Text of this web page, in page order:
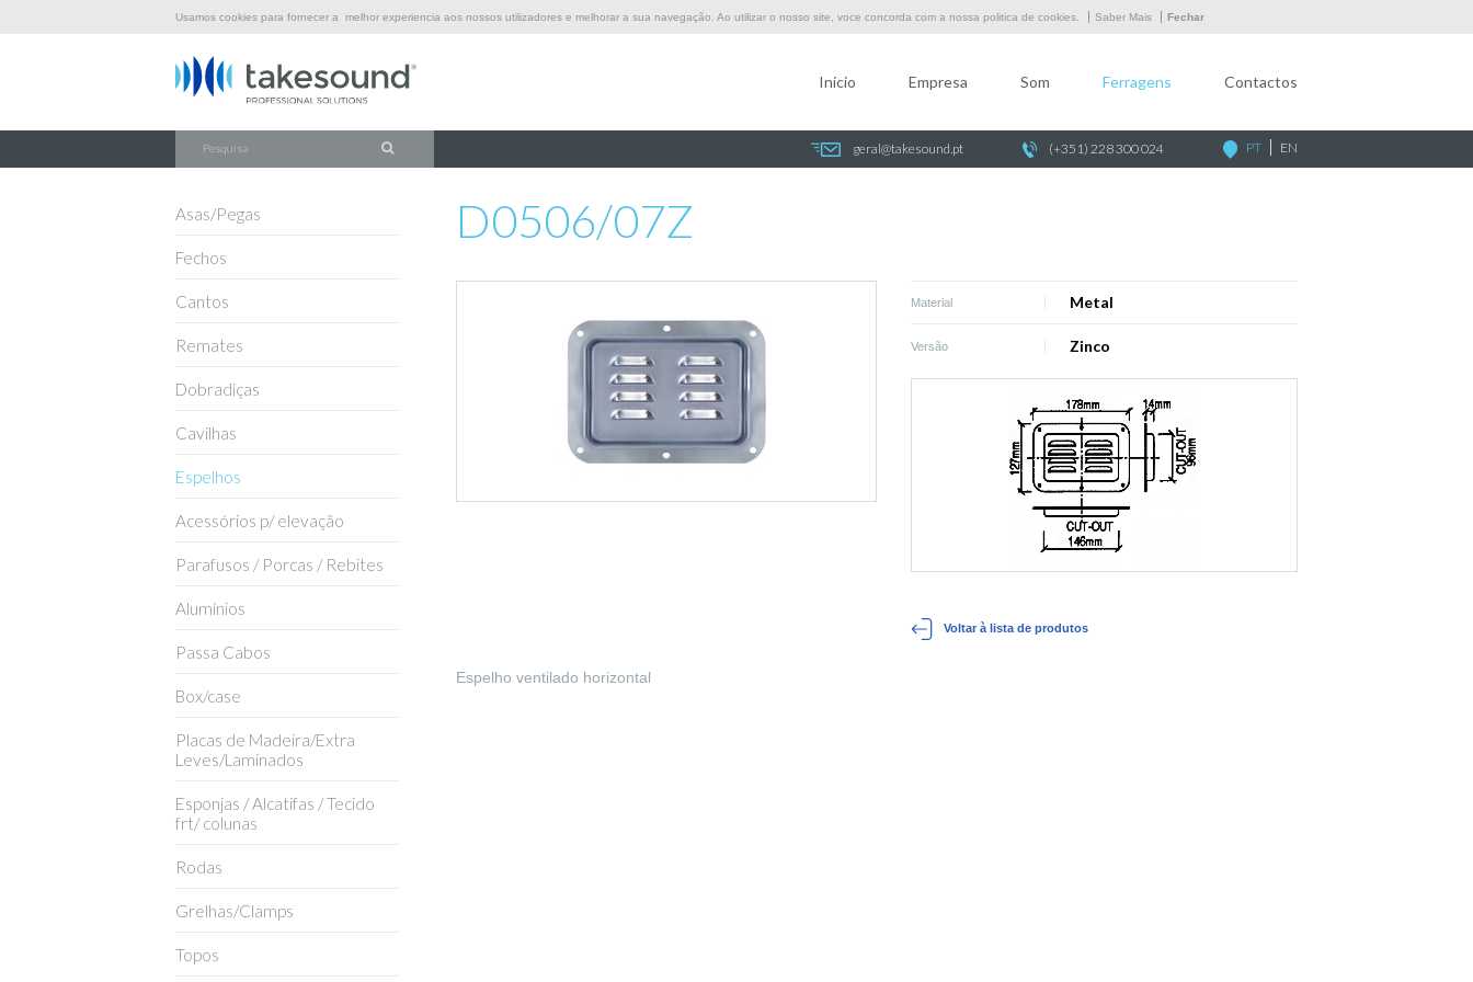
Usamos cookies para fornecer a melhor experiencia aos nossos utilizadores e melhorar a sua navegação. Ao utilizar o nosso site, voce concorda com a nossa politica de cookies. Saber Mais Fechar
Contactos
Início Empresa Som Ferragens Contactos
geral@takesound.pt (+351) 228 300 024 PT EN
INÍCIO \ FERRAGENS D0506/07Z
D0506/07Z
Material Metal
Versão Zinco
Voltar à lista de produtos
Espelho ventilado horizontal
Asas/Pegas
Fechos
Cantos
Remates
Dobradiças
Cavilhas
Espelhos
Acessórios p/ elevação
Parafusos / Porcas / Rebites
Alumínios
Passa Cabos
Box/case
Placas de Madeira/Extra
Leves/Laminados
Esponjas / Alcatifas / Tecido
frt/ colunas
Rodas
Grelhas/Clamps
Topos